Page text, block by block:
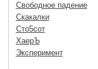
Свободное падение
Скакалки
Сто5сот
ХаерЪ
Эксперимент